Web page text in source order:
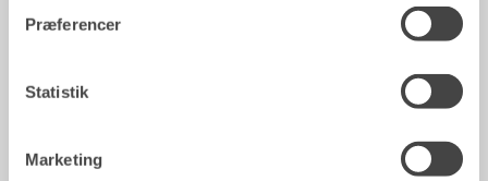
Præferencer
Statistik
Marketing
CUSTOM BUILD